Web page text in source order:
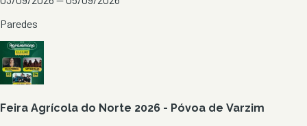
Paredes
Feira Agrícola do Norte 2026 - Póvoa de Varzim